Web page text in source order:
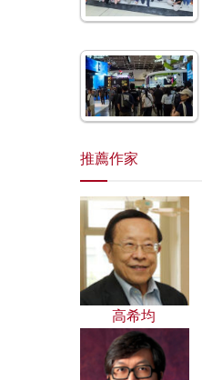
推薦作家
高希均